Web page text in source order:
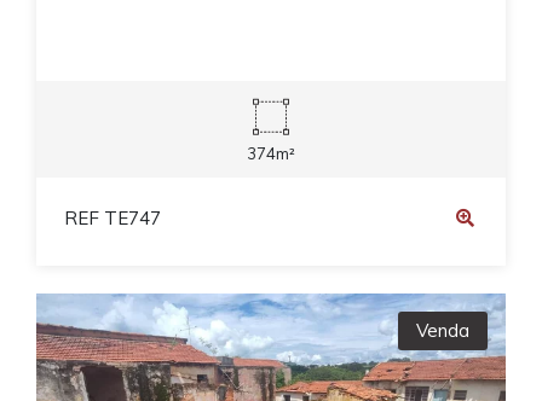
374m²
REF TE747
Venda